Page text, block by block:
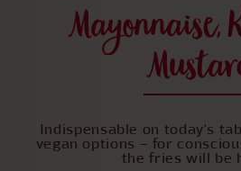
Mayonnaise,
Indispensable on today's
vegan options – for
the fries will be